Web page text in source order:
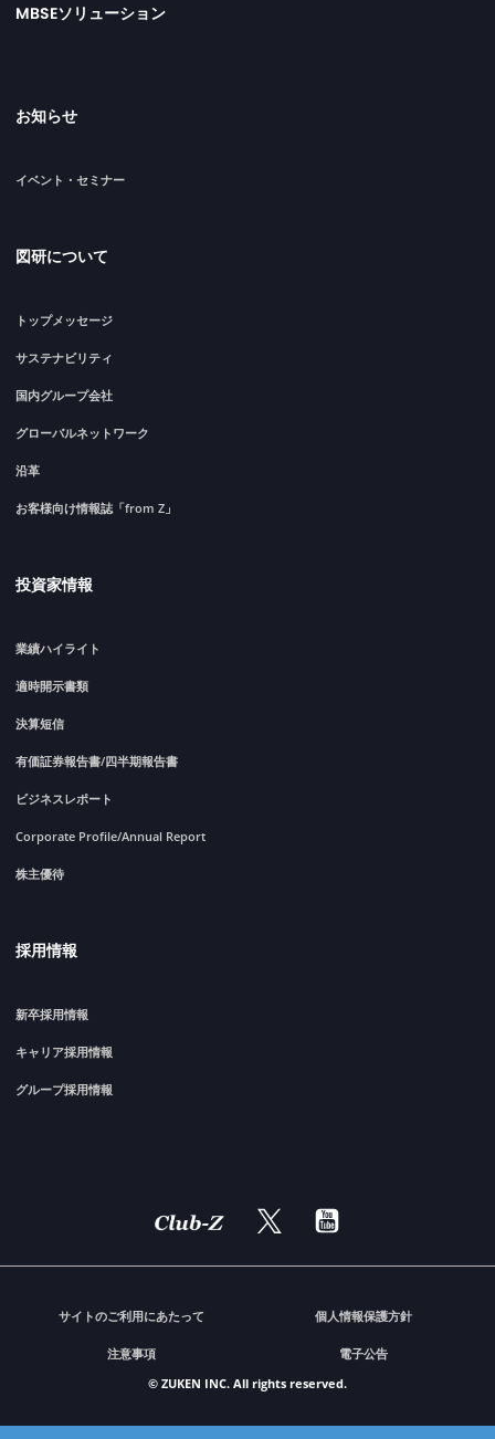
MBSEソリューション
お知らせ
イベント・セミナー
図研について
トップメッセージ
サステナビリティ
国内グループ会社
グローバルネットワーク
沿革
お客様向け情報誌「from Z」
投資家情報
業績ハイライト
適時開示書類
決算短信
有価証券報告書/四半期報告書
ビジネスレポート
Corporate Profile/Annual Report
株主優待
採用情報
新卒採用情報
キャリア採用情報
グループ採用情報
サイトのご利用にあたって 個人情報保護方針
注意事項
電子公告
© ZUKEN INC. All rights reserved.